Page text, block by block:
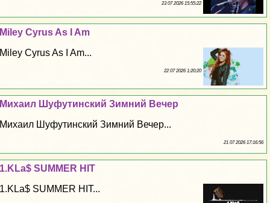
23 07 2026 15:55:22
Miley Cyrus As I Am
Miley Cyrus As I Am...
22 07 2026 1:20:20
Михаил Шуфутинский Зимний Вечер
Михаил Шуфутинский Зимний Вечер...
21 07 2026 17:16:56
1.KLa$ SUMMER HIT
1.KLa$ SUMMER HIT...